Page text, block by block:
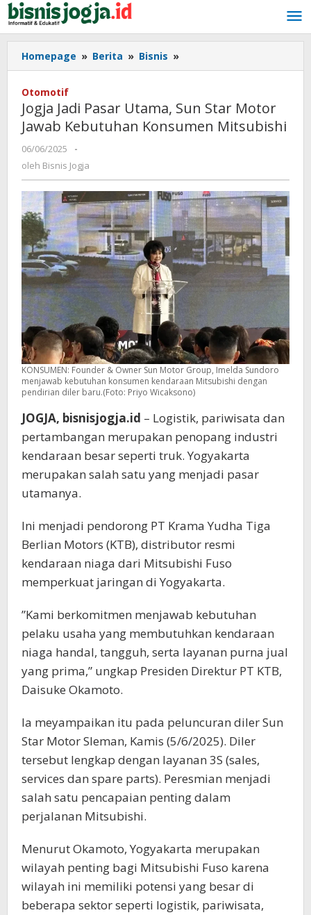
Lewati
ke
konten
Homepage » Berita » Bisnis »
Jadi
Sun
Star
Mitsubishi
Otomotif
Jogja Jadi Pasar Utama, Sun Star Motor
Jawab Kebutuhan Konsumen Mitsubishi
06/06/2025
oleh
Bisnis
Jogja
-
oleh Bisnis Jogja
KONSUMEN: Founder & Owner Sun Motor Group, Imelda Sundoro
menjawab kebutuhan konsumen kendaraan Mitsubishi dengan
pendirian diler baru.(Foto: Priyo Wicaksono)
JOGJA, bisnisjogja.id – Logistik, pariwisata dan
pertambangan merupakan penopang industri
kendaraan besar seperti truk. Yogyakarta
merupakan salah satu yang menjadi pasar
utamanya.
Ini menjadi pendorong PT Krama Yudha Tiga
Berlian Motors (KTB), distributor resmi
kendaraan niaga dari Mitsubishi Fuso
memperkuat jaringan di Yogyakarta.
”Kami berkomitmen menjawab kebutuhan
pelaku usaha yang membutuhkan kendaraan
niaga handal, tangguh, serta layanan purna jual
yang prima,” ungkap Presiden Direktur PT KTB,
Daisuke Okamoto.
Ia meyampaikan itu pada peluncuran diler Sun
Star Motor Sleman, Kamis (5/6/2025). Diler
tersebut lengkap dengan layanan 3S (sales,
services dan spare parts). Peresmian menjadi
salah satu pencapaian penting dalam
perjalanan Mitsubishi.
Menurut Okamoto, Yogyakarta merupakan
wilayah penting bagi Mitsubishi Fuso karena
wilayah ini memiliki potensi yang besar di
beberapa sektor seperti logistik, pariwisata,